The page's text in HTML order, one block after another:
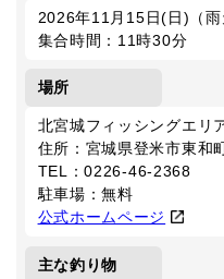
2026年11月15日(日)（雨
集合時間：11時30分
場所
北宮城フィッシングエリ
住所：宮城県登米市東和
TEL：0226-46-2368
駐車場：無料
公式ホームページ
主な釣り物